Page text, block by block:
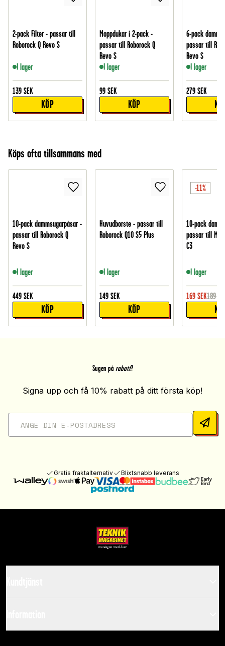
2-pack Filter - passar till
Roborock Q Revo S
I lager
139 SEK
KÖP
Moppdukar i 2-pack -
passar till Roborock Q
Revo S
I lager
99 SEK
KÖP
6-pack
passar till
Revo S
I lager
279 SEK
Köps ofta tillsammans med
10-pack dammsugarpåsar -
passar till Roborock Q
Revo S
I lager
449 SEK
KÖP
Huvudborste - passar till
Roborock Q10 S5 Plus
I lager
149 SEK
KÖP
-11%
10-pack
passar till
C3
I lager
169 SEK189
Sugen på rabatt?
Signa upp och få 10% rabatt på ditt första köp!
Gratis fraktalternativ Blixtsnabb leverans